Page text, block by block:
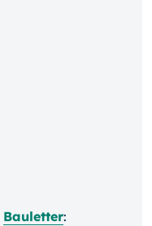
Bauletter: